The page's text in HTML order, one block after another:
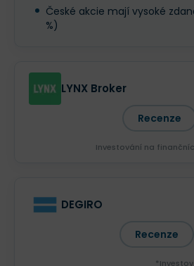
České akcie mají vysoké
%)
LYNX Broker
Recenze
Investování na
DEGIRO
Recenze